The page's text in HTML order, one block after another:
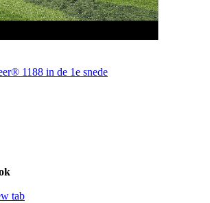
1188 in de 1e snede
tab